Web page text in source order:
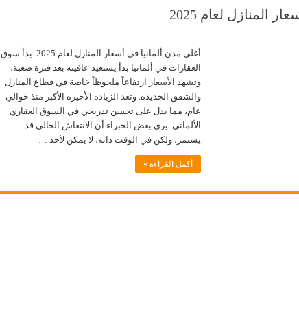
المنازل لعام 2025
أغلى مدن ألمانيا في أسعار المنازل لعام 2025. بدأ سوق
العقارات في ألمانيا بدأ يستعيد عافيته بعد فترة صعبة،
وتشهد الأسعار ارتفاعاً ملحوظاً خاصة في قطاع المنازل
والشقق الجديدة. وتعد الزيادة الأخيرة الأكبر منذ حوالي
عام، مما يدل على تحسن تدريجي في السوق العقاري
الألماني. يرى بعض الخبراء أن الانتعاش الحالي قد
يستمر، ولكن في الوقت ذاته، لا يمكن لأحد …
أكمل القراءة »